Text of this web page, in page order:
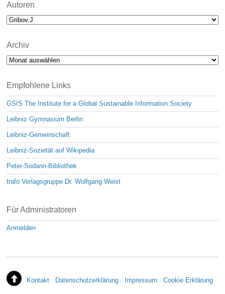
Autoren
Archiv
Archiv
Empfohlene Links
GSIS The Institute for a Global Sustainable Information Society
Leibniz Gymnasium Berlin
Leibniz-Gemeinschaft
Leibniz-Sozietät auf Wikipedia
Peter-Sodann-Bibliothek
trafo Verlagsgruppe Dr. Wolfgang Weist
Für Administratoren
Anmelden
Kontakt Datenschutzerklärung Impressum Cookie Erklärung